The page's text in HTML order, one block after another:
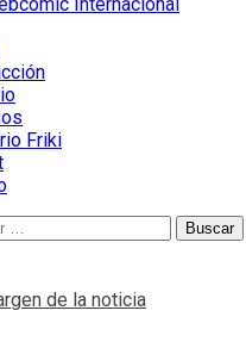
Friki
de la noticia